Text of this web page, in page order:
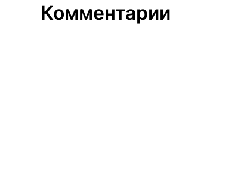
Комментарии